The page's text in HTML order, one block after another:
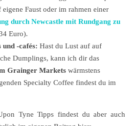
eigene Faust oder im rahmen einer
durch Newcastle mit Rundgang zu
Euro).
-cafés: Hast du Lust auf auf
Dumplings, kann ich dir das
Grainger Markets wärmstens
Specialty Coffee findest du im
Tyne Tipps findest du aber auch